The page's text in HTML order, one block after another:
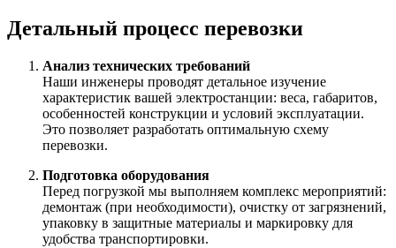
Детальный процесс перевозки
Анализ технических требований
Наши инженеры проводят детальное изучение
характеристик вашей электростанции: веса, габаритов,
особенностей конструкции и условий эксплуатации.
Это позволяет разработать оптимальную схему
перевозки.
Подготовка оборудования
Перед погрузкой мы выполняем комплекс мероприятий:
демонтаж (при необходимости), очистку от загрязнений,
упаковку в защитные материалы и маркировку для
удобства транспортировки.